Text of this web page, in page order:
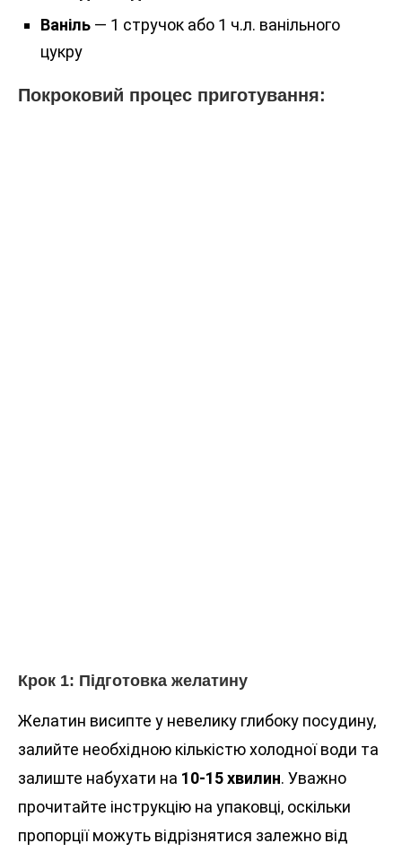
Ваніль — 1 стручок або 1 ч.л. ванільного
цукру
Покроковий процес приготування:
Крок 1: Підготовка желатину
Желатин висипте у невелику глибоку посудину,
залийте необхідною кількістю холодної води та
залиште набухати на 10-15 хвилин. Уважно
прочитайте інструкцію на упаковці, оскільки
пропорції можуть відрізнятися залежно від